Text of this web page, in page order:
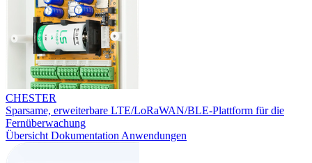
CHESTER
Sparsame, erweiterbare LTE/LoRaWAN/BLE-Plattform für die
Fernüberwachung
Übersicht Dokumentation Anwendungen